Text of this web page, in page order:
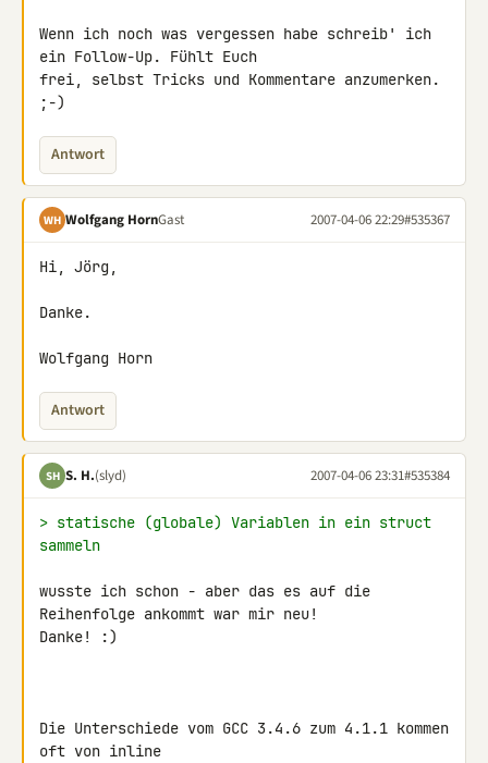
Wenn ich noch was vergessen habe schreib' ich
ein Follow-Up. Fühlt Euch
frei, selbst Tricks und Kommentare anzumerken.
;-)
Antwort
WH Wolfgang HornGast 2007-04-06 22:29#535367
Hi, Jörg,
Danke.
Wolfgang Horn
Antwort
SH S. H.(slyd) 2007-04-06 23:31#535384
> statische (globale) Variablen in ein struct
sammeln
wusste ich schon - aber das es auf die
Reihenfolge ankommt war mir neu!
Danke! :)
Die Unterschiede vom GCC 3.4.6 zum 4.1.1 kommen
oft von inline